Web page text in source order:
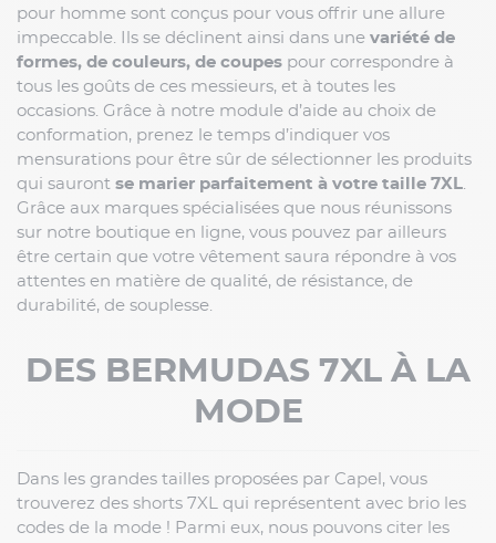
pour homme sont conçus pour vous offrir une allure
impeccable. Ils se déclinent ainsi dans une variété de
formes, de couleurs, de coupes pour correspondre à
tous les goûts de ces messieurs, et à toutes les
occasions. Grâce à notre module d’aide au choix de
conformation, prenez le temps d’indiquer vos
mensurations pour être sûr de sélectionner les produits
qui sauront se marier parfaitement à votre taille 7XL.
Grâce aux marques spécialisées que nous réunissons
sur notre boutique en ligne, vous pouvez par ailleurs
être certain que votre vêtement saura répondre à vos
attentes en matière de qualité, de résistance, de
durabilité, de souplesse.
DES BERMUDAS 7XL À LA
MODE
Dans les grandes tailles proposées par Capel, vous
trouverez des shorts 7XL qui représentent avec brio les
codes de la mode ! Parmi eux, nous pouvons citer les